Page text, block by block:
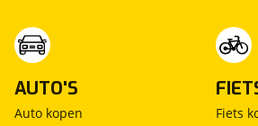
AUTO'S
Auto kopen
Fiets